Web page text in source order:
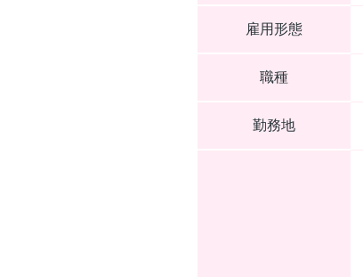
雇用形態
職種
勤務地